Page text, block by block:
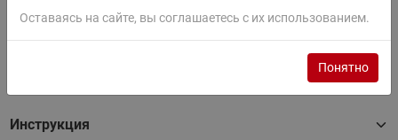
Руководство
Инструкция
Оставаясь на сайте, вы соглашаетесь с их использованием.
Понятно